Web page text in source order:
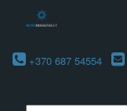
+370 687 54554